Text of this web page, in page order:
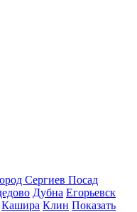
Сергиев Посад
Дубна Егорьевск
Кашира Клин Показать